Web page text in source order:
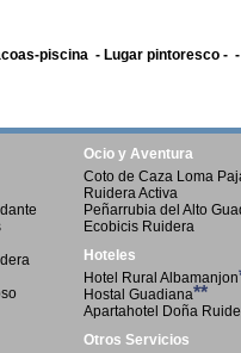
piscina - Lugar pintoresco -
Ocio y Aventura
Coto de Caza Loma
Ruidera Activa
Peñarrubia del Alto
Ecobicis Ruidera
Hoteles
Hotel Rural Albamanjon
Hostal Guadiana**
Apartahotel Doña
Otros Servicios